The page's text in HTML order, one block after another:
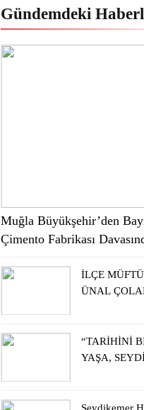
Gündemdeki
Muğla Büyükşehir’den
Çimento Fabrikası
İLÇE
ÜNAL
“TARİHİNİ
YAŞA,